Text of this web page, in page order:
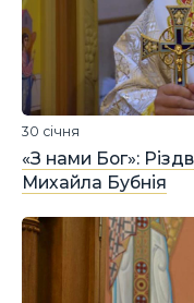
«З нами Бог»:
Михайла Бубнія
30 січня